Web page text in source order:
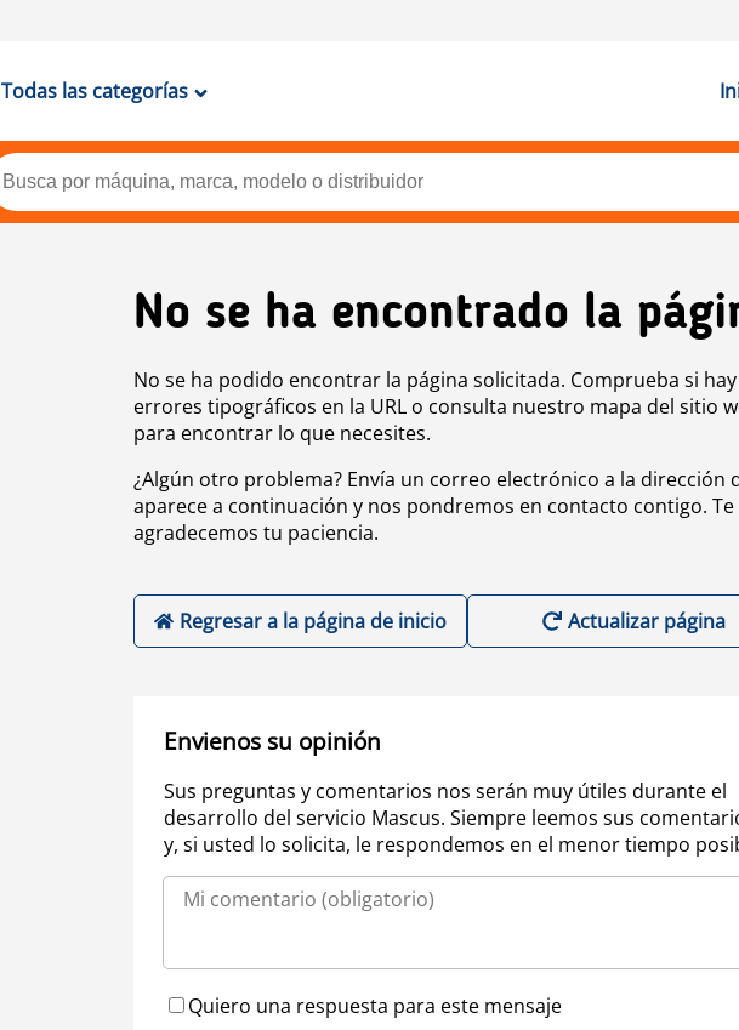
Todas las categorías
No se ha encontrado la
No se ha podido encontrar la página solicitada. Comprueba si hay
errores tipográficos en la URL o consulta nuestro mapa del sitio
para encontrar lo que necesites.
¿Algún otro problema? Envía un correo electrónico a la dirección
aparece a continuación y nos pondremos en contacto contigo. Te
agradecemos tu paciencia.
Regresar a la página de inicio Actualizar página
Envienos su opinión
Sus preguntas y comentarios nos serán muy útiles durante el
desarrollo del servicio Mascus. Siempre leemos sus
y, si usted lo solicita, le respondemos en el menor tiempo
Quiero una respuesta para este mensaje